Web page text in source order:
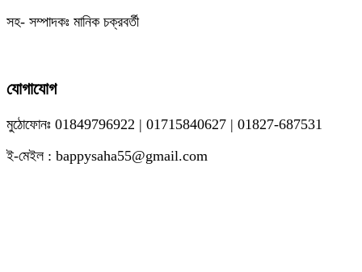
সহ- সম্পাদকঃ মানিক চক্রবর্তী
যোগাযোগ
মুঠোফোনঃ 01849796922 | 01715840627 | 01827-687531
ই-মেইল : bappysaha55@gmail.com